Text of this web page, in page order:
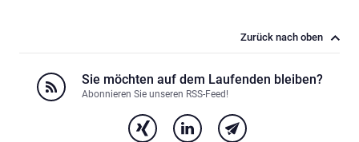
Zurück nach oben
Sie möchten auf dem Laufenden bleiben?
Abonnieren Sie unseren RSS-Feed!